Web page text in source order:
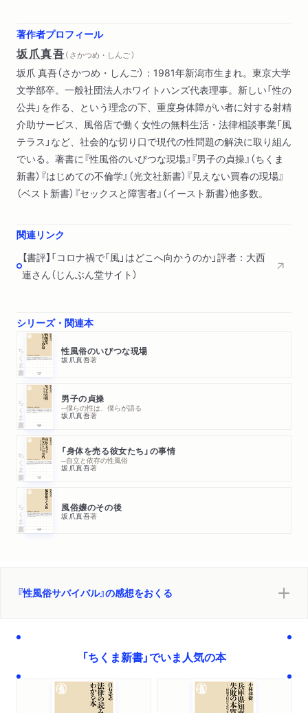
著作者プロフィール
坂爪真吾（ さかつめ・しんご ）
坂爪 真吾（さかつめ・しんご）：1981年新潟市生まれ。東京大学
文学部卒。一般社団法人ホワイトハンズ代表理事。新しい「性の
公共」を作る、という理念の下、重度身体障がい者に対する射精
介助サービス、風俗店で働く女性の無料生活・法律相談事業「風
テラス」など、社会的な切り口で現代の性問題の解決に取り組ん
でいる。著書に『性風俗のいびつな現場』『男子の貞操』（ちくま
新書）『はじめての不倫学』（光文社新書）『見えない買春の現場』
（ベスト新書）『セックスと障害者』（イースト新書）他多数。
関連リンク
【書評】「コロナ禍で「風」はどこへ向かうのか」評者：大西
連さん（じんぶん堂サイト）
シリーズ・関連本
ちくま新書 性風俗のいびつな現場
坂爪真吾著
ちくま新書 男子の貞操
─僕らの性は、僕らが語る
坂爪真吾著
ちくま新書 「身体を売る彼女たち」の事情
─自立と依存の性風俗
坂爪真吾著
ちくま新書 風俗嬢のその後
坂爪真吾著
『性風俗サバイバル』の感想をおくる
「ちくま新書」でいま人気の本